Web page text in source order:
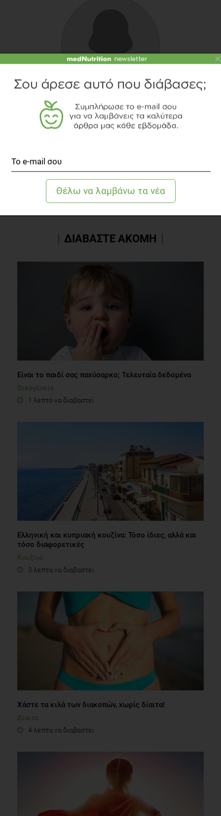
ΒΙΚΤΩΡΊΑ ΚΟΝΆ
Διαιτολόγος-Διατροφολόγος, MSc
TOPICS
ΚΡΕΑΣ
ΓΙΑΝΝΗΣ ΛΟΥΚΑΚΟΣ
ΔΙΑΒΑΣΤΕ ΑΚΟΜΗ
Είναι το παιδί σας παχύσαρκο; Τελευταία δεδομένα
Οικογένεια
1 λεπτό να διαβαστεί
Ελληνική και κυπριακή κουζίνα: Τόσο ίδιες, αλλά και
τόσο διαφορετικές
Κουζίνα
3 λεπτά να διαβαστεί
Χάστε τα κιλά των διακοπών, χωρίς δίαιτα!
Δίαιτα
4 λεπτά να διαβαστεί
×